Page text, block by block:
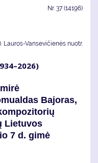
Nr. 37 (14196)
Lauros-Vansevičienės nuotr.
Bajoras,
Lietuvos
7 d. gimė